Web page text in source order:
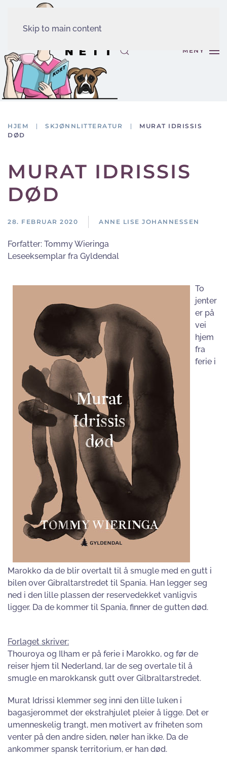
Skip to main content
MENY
HJEM SKJØNNLITTERATUR
MURAT IDRISSIS
DØD
MURAT IDRISSIS
DØD
28. FEBRUAR 2020 ANNE LISE JOHANNESSEN
Forfatter: Tommy Wieringa
Leseeksemplar fra Gyldendal
To
jenter
er på
vei
hjem
fra
ferie i
Marokko da de blir overtalt til å smugle med en gutt i
bilen over Gibraltarstredet til Spania. Han legger seg
ned i den lille plassen der reservedekket vanligvis
ligger. Da de kommer til Spania, finner de gutten død.
Forlaget skriver:
Thouroya og Ilham er på ferie i Marokko, og før de
reiser hjem til Nederland, lar de seg overtale til å
smugle en marokkansk gutt over Gilbraltarstredet.
Murat Idrissi klemmer seg inni den lille luken i
bagasjerommet der ekstrahjulet pleier å ligge. Det er
umenneskelig trangt, men motivert av friheten som
venter på den andre siden, nøler han ikke. Da de
ankommer spansk territorium, er han død.